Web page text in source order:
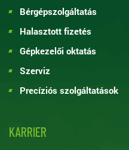
Bérgépszolgáltatás
Halasztott fizetés
Gépkezelői oktatás
Szerviz
Precíziós szolgáltatások
KARRIER